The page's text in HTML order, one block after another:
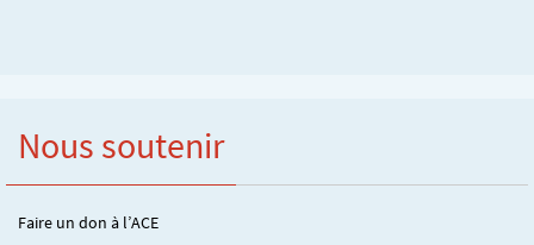
Nous soutenir
Faire un don à l’ACE